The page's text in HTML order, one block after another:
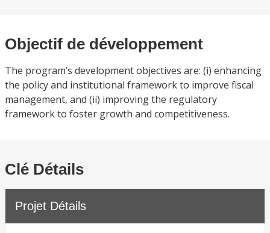
Objectif de développement
The program’s development objectives are: (i) enhancing
the policy and institutional framework to improve fiscal
management, and (ii) improving the regulatory
framework to foster growth and competitiveness.
Clé Détails
Projet Détails